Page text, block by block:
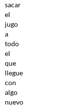
sacar
el
jugo
a
todo
el
que
llegue
con
algo
nuevo